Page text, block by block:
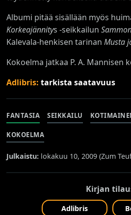
Albumi pitää sisällään myös
Korkeajännitys -seikkailun
Kalevala-henkisen tarinanMusta
Kokoelma jatkaa P. A. Mannisen
Adlibris:tarkista saatavuus
FANTASIA SEIKKAILU
KOKOELMA
Julkaistu: lokakuu 10, 2009 (Zum
Kirjan
Adlibris